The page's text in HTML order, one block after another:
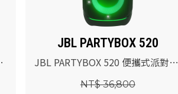
JBL PARTYBOX 520
JBL PARTYBOX 520 便攜式派對燈
NT$ 36,800